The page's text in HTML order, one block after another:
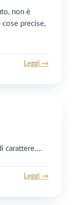
non è
precise,
Leggi →
carattere.…
Leggi →